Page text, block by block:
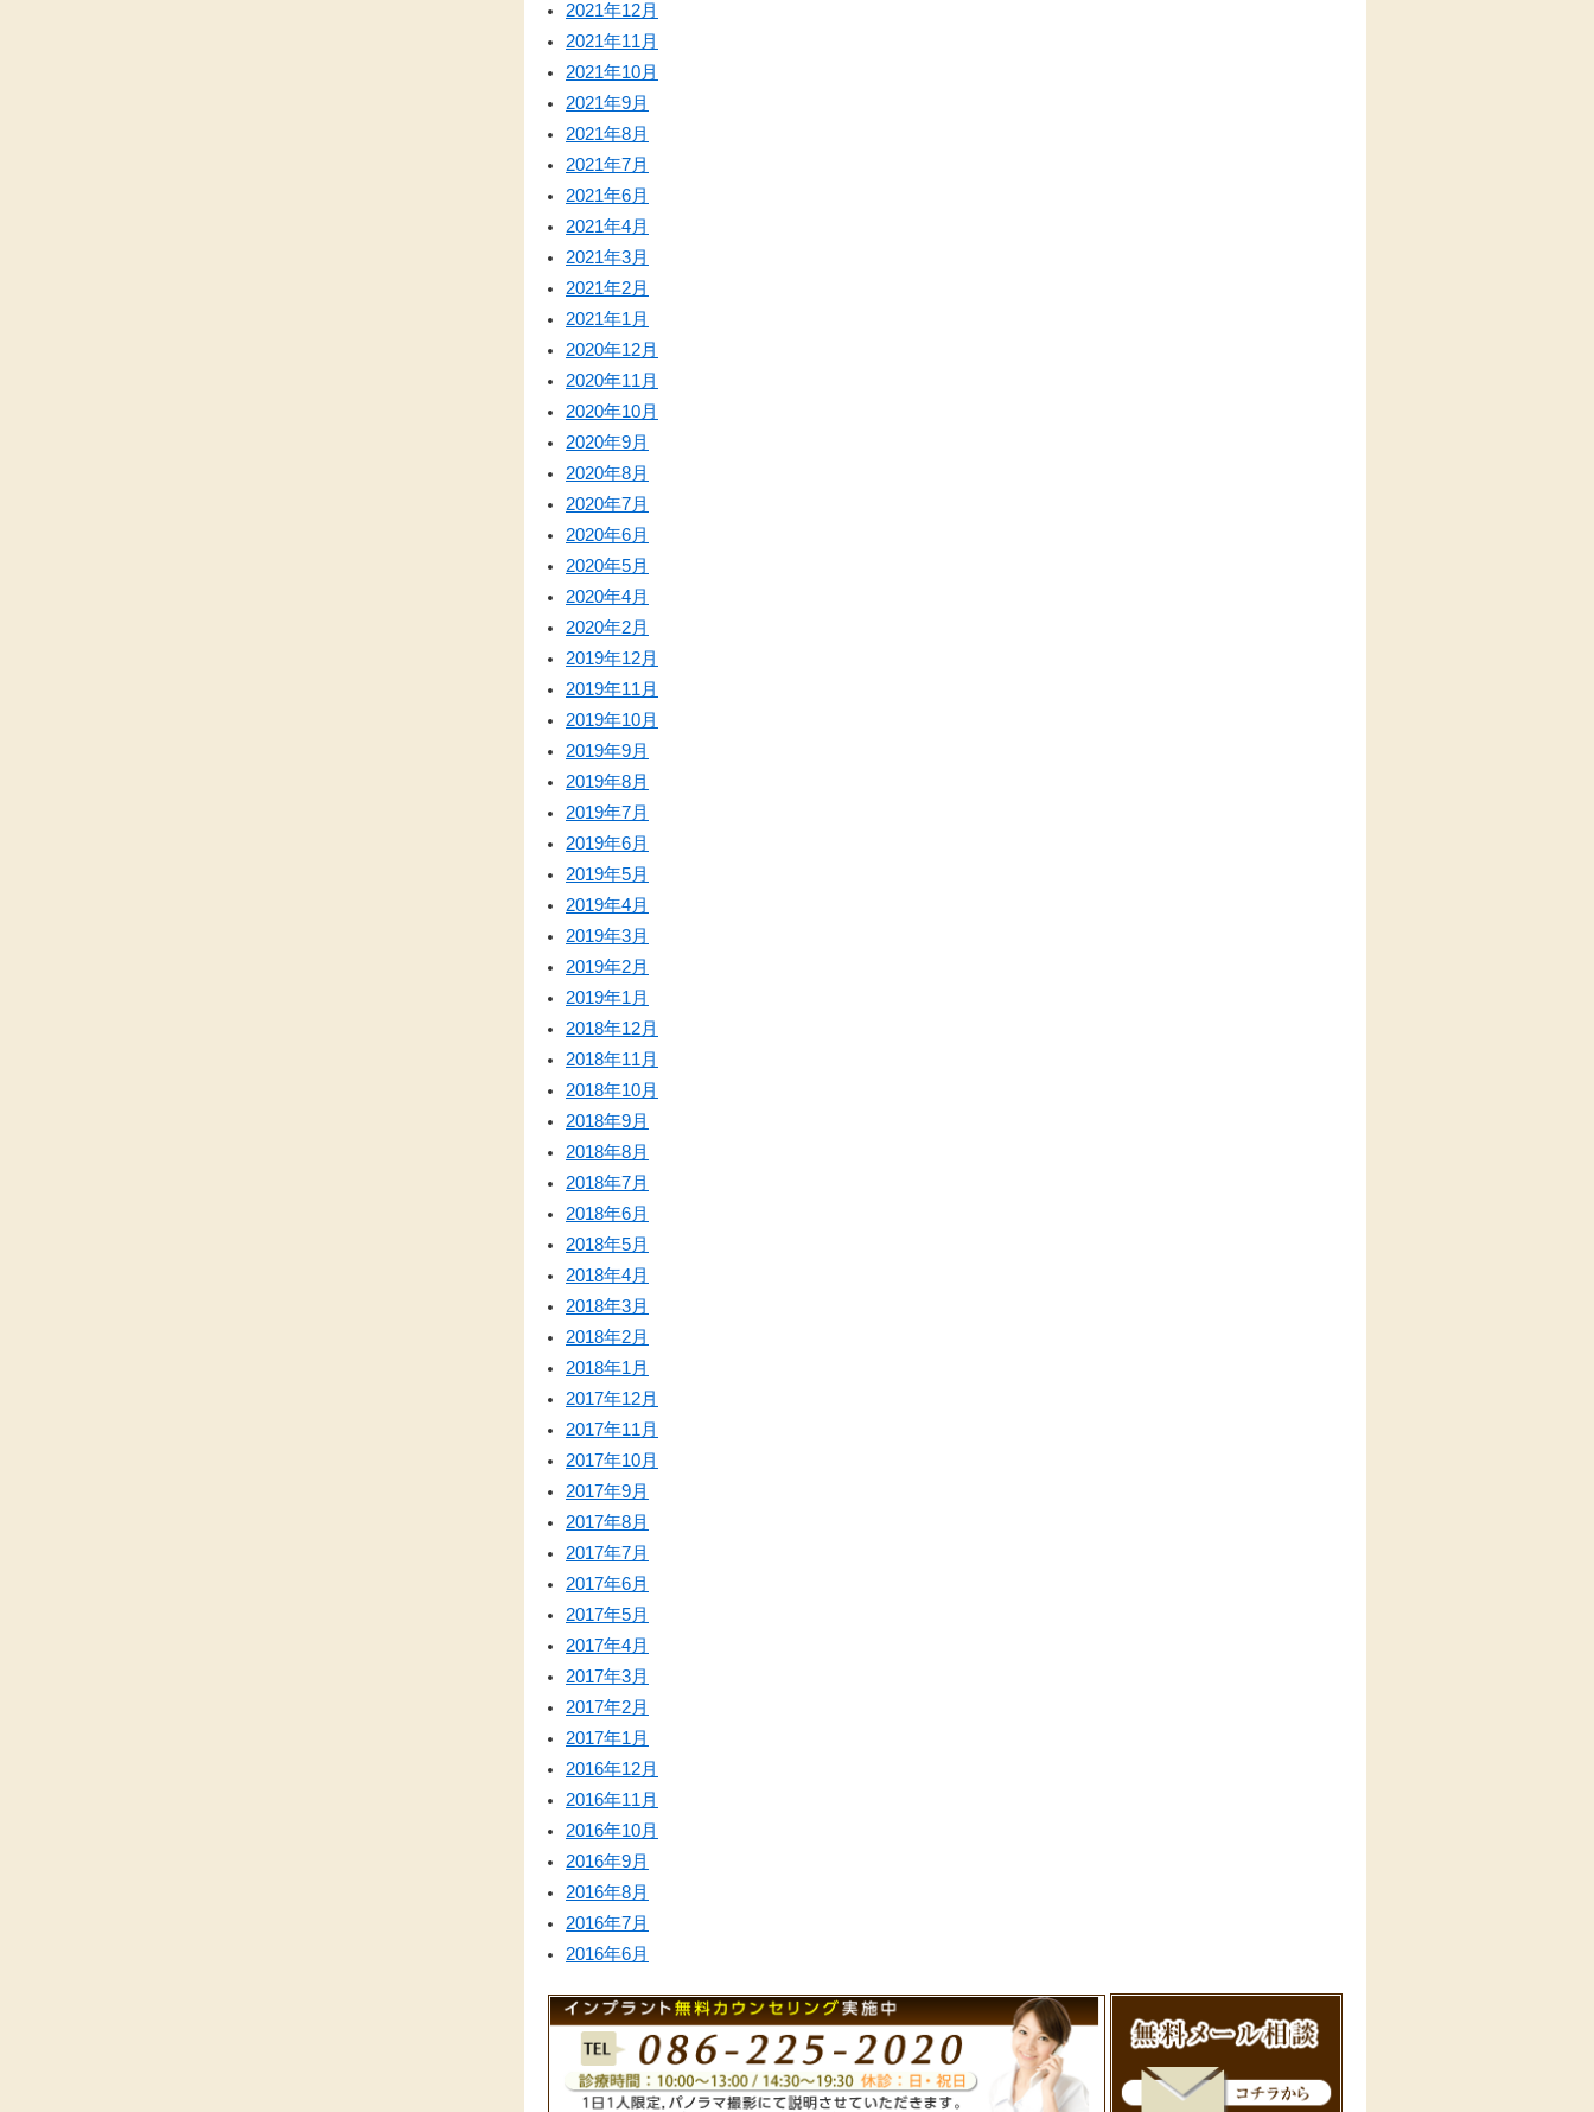
2021年12月
2021年11月
2021年10月
2021年9月
2021年8月
2021年7月
2021年6月
2021年4月
2021年3月
2021年2月
2021年1月
2020年12月
2020年11月
2020年10月
2020年9月
2020年8月
2020年7月
2020年6月
2020年5月
2020年4月
2020年2月
2019年12月
2019年11月
2019年10月
2019年9月
2019年8月
2019年7月
2019年6月
2019年5月
2019年4月
2019年3月
2019年2月
2019年1月
2018年12月
2018年11月
2018年10月
2018年9月
2018年8月
2018年7月
2018年6月
2018年5月
2018年4月
2018年3月
2018年2月
2018年1月
2017年12月
2017年11月
2017年10月
2017年9月
2017年8月
2017年7月
2017年6月
2017年5月
2017年4月
2017年3月
2017年2月
2017年1月
2016年12月
2016年11月
2016年10月
2016年9月
2016年8月
2016年7月
2016年6月